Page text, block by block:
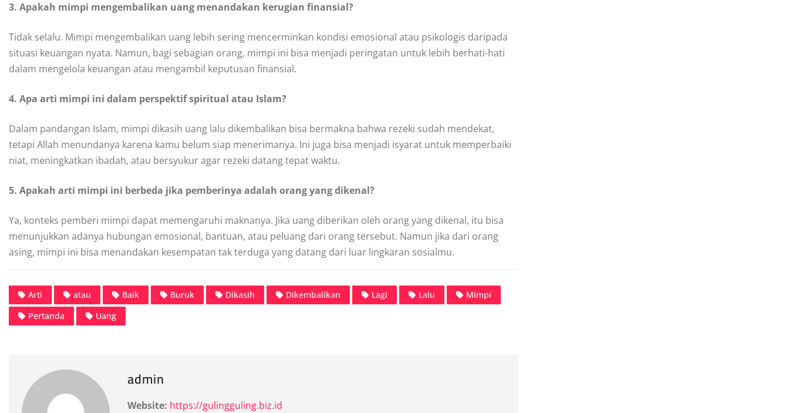
3. Apakah mimpi mengembalikan uang menandakan kerugian finansial?
Tidak selalu. Mimpi mengembalikan uang lebih sering mencerminkan kondisi emosional atau psikologis daripada
situasi keuangan nyata. Namun, bagi sebagian orang, mimpi ini bisa menjadi peringatan untuk lebih berhati-hati
dalam mengelola keuangan atau mengambil keputusan finansial.
4. Apa arti mimpi ini dalam perspektif spiritual atau Islam?
Dalam pandangan Islam, mimpi dikasih uang lalu dikembalikan bisa bermakna bahwa rezeki sudah mendekat,
tetapi Allah menundanya karena kamu belum siap menerimanya. Ini juga bisa menjadi isyarat untuk memperbaiki
niat, meningkatkan ibadah, atau bersyukur agar rezeki datang tepat waktu.
5. Apakah arti mimpi ini berbeda jika pemberinya adalah orang yang dikenal?
Ya, konteks pemberi mimpi dapat memengaruhi maknanya. Jika uang diberikan oleh orang yang dikenal, itu bisa
menunjukkan adanya hubungan emosional, bantuan, atau peluang dari orang tersebut. Namun jika dari orang
asing, mimpi ini bisa menandakan kesempatan tak terduga yang datang dari luar lingkaran sosialmu.
Arti atau Baik Buruk Dikasih Dikembalikan Lagi Lalu
Mimpi
Pertanda
Uang
admin
Website: https://gulingguling.biz.id